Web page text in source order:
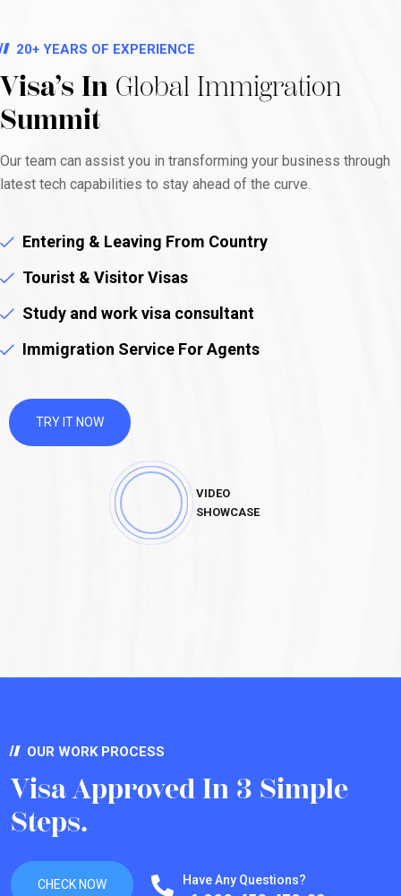
20+ YEARS OF EXPERIENCE
Visa’s In Global Immigration
Summit
Our team can assist you in transforming your business through
latest tech capabilities to stay ahead of the curve.
Entering & Leaving From Country
Tourist & Visitor Visas
Study and work visa consultant
Immigration Service For Agents
TRY IT NOW
VIDEO
SHOWCASE
OUR WORK PROCESS
Visa Approved In 3 Simple
Steps.
CHECK NOW Have Any Questions?